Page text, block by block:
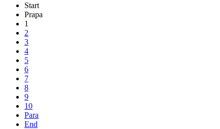
Start
Prapa
1
2
3
4
5
6
7
8
9
10
Para
End